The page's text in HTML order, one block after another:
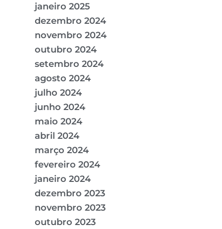
janeiro 2025
dezembro 2024
novembro 2024
outubro 2024
setembro 2024
agosto 2024
julho 2024
junho 2024
maio 2024
abril 2024
março 2024
fevereiro 2024
janeiro 2024
dezembro 2023
novembro 2023
outubro 2023